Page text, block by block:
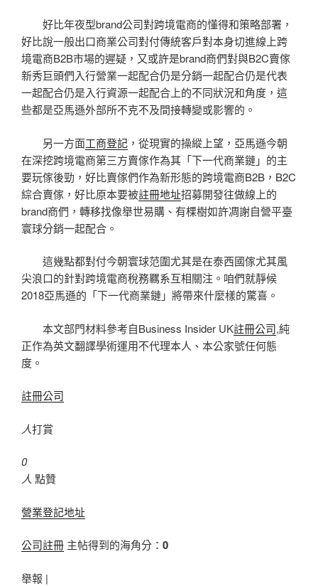
好比年夜型brand公司對跨境電商的懂得和策略部署，
好比說一般出口商業公司對付傳統客戶對本身切進線上跨
境電商B2B市場的遲疑，又或許是brand商們對與B2C賣傢
新秀巨頭們入行營業一起配合仍是分銷一起配合仍是代表
一起配合仍是入行資源一起配合上的不同狀況和角度，這
些都是亞馬遜外部所不克不及間接轉變或影響的。
另一方面工商登記 ，從現實的操縱上望，亞馬遜今朝
在深挖跨境電商第三方賣傢作為其「下一代商業鏈」的主
要玩傢後勁，好比賣傢們作為新形態的跨境電商B2B，B2C
綜合賣傢，好比原本要被註冊地址招募開發往做線上的
brand商們，轉移找像舉世易購、有棵樹如許凋謝自營平臺
寰球分銷一起配合。
這幾點都對付今朝寰球范圍尤其是在泰西國傢尤其風
尖浪口的針對跨境電商稅務羈系互相關注。咱們就靜候
2018亞馬遜的「下一代商業鏈」將帶來什麼樣的驚喜。
本文部門材料參考自Business Insider UK註冊公司,純
正作為英文翻譯學術運用不代理本人、本公家號任何態
度。
註冊公司
人打賞
0
人 點贊
營業登記地址
公司註冊 主帖得到的海角分： 0
舉報 |